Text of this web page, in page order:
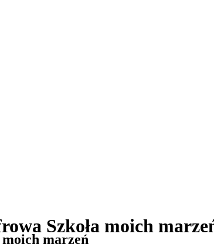
Szkoła moich
marzeń